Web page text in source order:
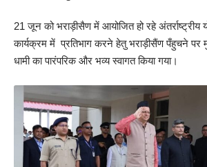
21 जून को भराड़ीसैण में आयोजित हो रहे अंतर्राष्ट्रीय
कार्यक्रम में प्रतिभाग करने हेतु भराड़ीसैंण पँहुचने पर
धामी का पारंपरिक और भव्य स्वागत किया गया।